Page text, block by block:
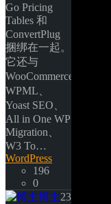
Go Pricing
Tables 和
ConvertPlug
捆绑在一起。
它还与
WooCommerce、
WPML、
Yoast SEO、
All in One WP
Migration、
W3 To…
WordPress
196
0
博主23